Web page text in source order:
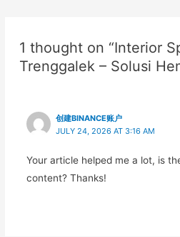
1 thought on “Interior
Trenggalek – Solusi
创建BINANCE账户
JULY 24, 2026 AT 3:16 AM
Your article helped me a lot, is
content? Thanks!